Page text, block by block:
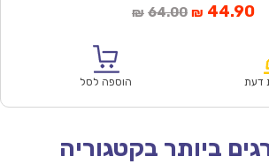
₪ 64.00המחיר
₪64.00.
₪ 44.90
דעת הוספה לסל
ביותר בקטגוריה